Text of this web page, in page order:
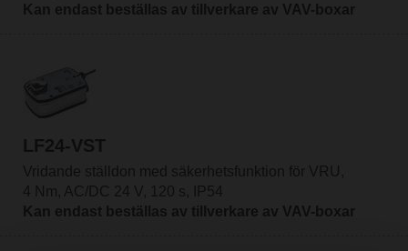
Kan endast beställas av tillverkare av VAV-boxar
LF24-VST
Vridande ställdon med säkerhetsfunktion för VRU,
4 Nm, AC/DC 24 V, 120 s, IP54
Kan endast beställas av tillverkare av VAV-boxar